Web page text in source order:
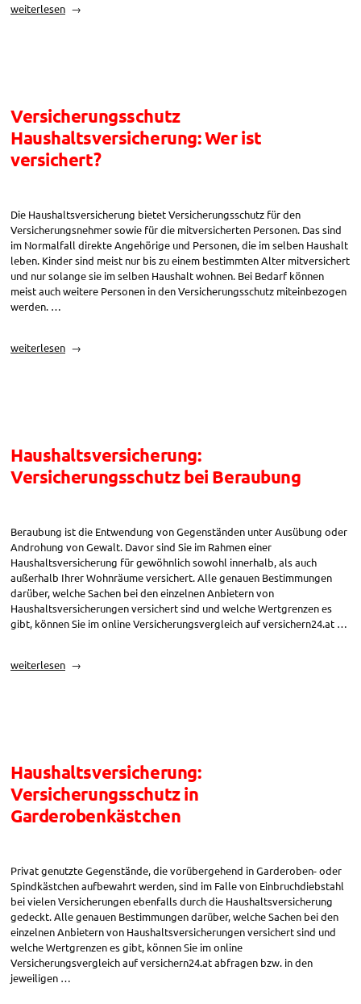
„Haushaltsversicherung:
weiterlesen
Versicherungsschutz
Haushaltsversicherung: Wer ist
versichert?
Die Haushaltsversicherung bietet Versicherungsschutz für den
Versicherungsnehmer sowie für die mitversicherten Personen. Das sind
im Normalfall direkte Angehörige und Personen, die im selben Haushalt
leben. Kinder sind meist nur bis zu einem bestimmten Alter mitversichert
und nur solange sie im selben Haushalt wohnen. Bei Bedarf können
meist auch weitere Personen in den Versicherungsschutz miteinbezogen
werden. …
„Versicherungsschutz
weiterlesen
Haushaltsversicherung:
Versicherungsschutz bei Beraubung
Beraubung ist die Entwendung von Gegenständen unter Ausübung oder
Androhung von Gewalt. Davor sind Sie im Rahmen einer
Haushaltsversicherung für gewöhnlich sowohl innerhalb, als auch
außerhalb Ihrer Wohnräume versichert. Alle genauen Bestimmungen
darüber, welche Sachen bei den einzelnen Anbietern von
Haushaltsversicherungen versichert sind und welche Wertgrenzen es
gibt, können Sie im online Versicherungsvergleich auf versichern24.at …
„Haushaltsversicherung:
weiterlesen
Haushaltsversicherung:
Versicherungsschutz in
Garderobenkästchen
Privat genutzte Gegenstände, die vorübergehend in Garderoben- oder
Spindkästchen aufbewahrt werden, sind im Falle von Einbruchdiebstahl
bei vielen Versicherungen ebenfalls durch die Haushaltsversicherung
gedeckt. Alle genauen Bestimmungen darüber, welche Sachen bei den
einzelnen Anbietern von Haushaltsversicherungen versichert sind und
welche Wertgrenzen es gibt, können Sie im online
Versicherungsvergleich auf versichern24.at abfragen bzw. in den
jeweiligen …